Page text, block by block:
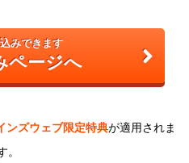
みできます
ページへ
ンズウェブ限定特典が適用されま
。